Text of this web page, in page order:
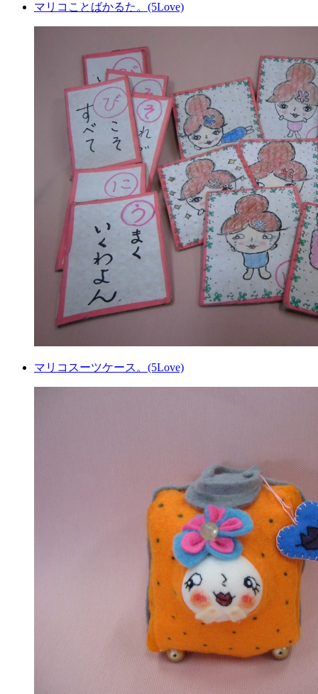
マリコことばかるた。(5Love)
マリコスーツケース。(5Love)